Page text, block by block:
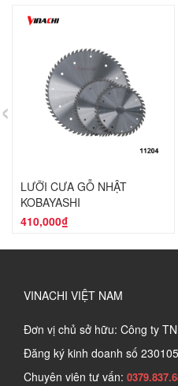
LƯỠI CƯA GỖ NHẬT
KOBAYASHI
410,000₫
‹
VINACHI VIỆT NAM
Đơn vị chủ sở hữu: Công ty
Đăng ký kinh doanh số
Chuyên viên tư vấn: